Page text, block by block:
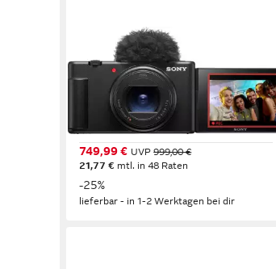
Vlog-Kamera ZV-1 II 4K Ultra HD
Video Systemkamera
20,1 MP Auflösung Foto
4K Ultra HD Auflösung Video
9,4-25,7 mm Brennweite
749,99 € UVP999,00 €
21,77 € mtl. in 48 Raten
-25%
lieferbar - in 1-2 Werktagen bei dir